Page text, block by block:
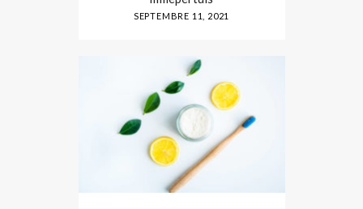
SEPTEMBRE 11, 2021